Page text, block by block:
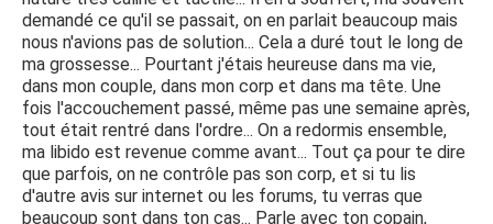
demandé ce qu'il se passait, on en parlait beaucoup mais
nous n'avions pas de solution... Cela a duré tout le long de
ma grossesse... Pourtant j'étais heureuse dans ma vie,
dans mon couple, dans mon corp et dans ma tête. Une
fois l'accouchement passé, même pas une semaine après,
tout était rentré dans l'ordre... On a redormis ensemble,
ma libido est revenue comme avant... Tout ça pour te dire
que parfois, on ne contrôle pas son corp, et si tu lis
d'autre avis sur internet ou les forums, tu verras que
beaucoup sont dans ton cas... Parle avec ton copain,